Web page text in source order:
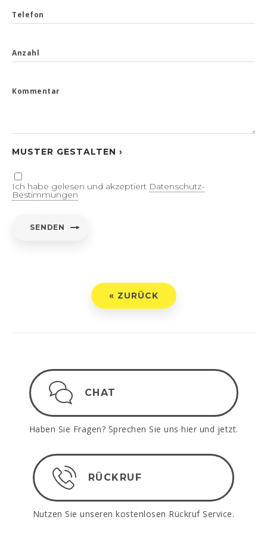
Telefon
Anzahl
Kommentar
MUSTER GESTALTEN ›
Ich habe gelesen und akzeptiert Datenschutz-
Bestimmungen
SENDEN
« ZURÜCK
CHAT
Haben Sie Fragen? Sprechen Sie uns hier und jetzt.
RÜCKRUF
Nutzen Sie unseren kostenlosen Rückruf Service.